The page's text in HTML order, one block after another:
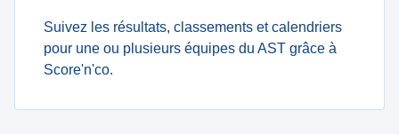
Suivez les résultats, classements et calendriers
pour une ou plusieurs équipes du AST grâce à
Score'n'co.